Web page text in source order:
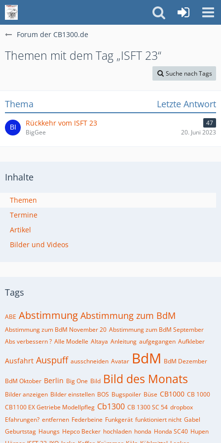
Forum der CB1300.de
Themen mit dem Tag „ISFT 23“
Suche nach Tags
Thema Letzte Antwort
Rückkehr vom ISFT 23
47
BigGee
20. Juni 2023
Inhalte
Themen
Termine
Artikel
Bilder und Videos
Tags
ABE Abstimmung Abstimmung zum BdM
Abstimmung zum BdM November 20 Abstimmung zum BdM September
Abs verbessern ? Alle Modelle Altaya Anleitung aufgegangen Aufkleber
Ausfahrt Auspuff ausschneiden Avatar BdM BdM Dezember
BdM Oktober Berlin Big One Bild Bild des Monats
Bilder anzeigen Bilder einstellen BOS Bugspoiler Büse CB1000 CB 1000
CB1100 EX Getriebe Modellpfleg Cb1300 CB 1300 SC 54 dropbox
Efahrungen? entfernen Federbeine Funkgerät funktioniert nicht Gabel
Geburtstag Haungs Hepco Becker hochladen honda Honda SC40 Hupen